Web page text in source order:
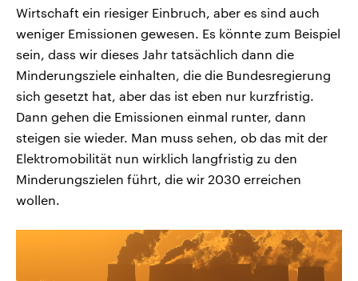
Wirtschaft ein riesiger Einbruch, aber es sind auch
weniger Emissionen gewesen. Es könnte zum Beispiel
sein, dass wir dieses Jahr tatsächlich dann die
Minderungsziele einhalten, die die Bundesregierung
sich gesetzt hat, aber das ist eben nur kurzfristig.
Dann gehen die Emissionen einmal runter, dann
steigen sie wieder. Man muss sehen, ob das mit der
Elektromobilität nun wirklich langfristig zu den
Minderungszielen führt, die wir 2030 erreichen
wollen.